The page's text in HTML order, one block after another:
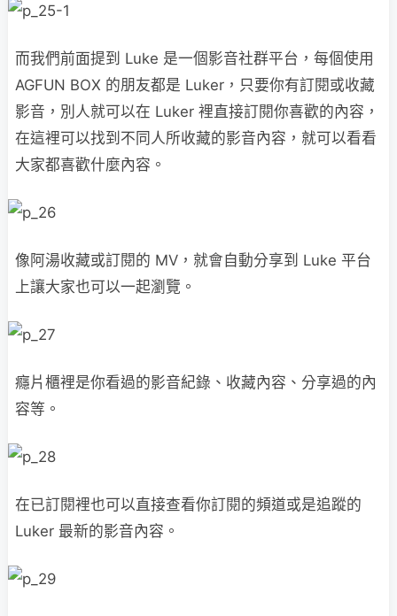
而我們前面提到 Luke 是一個影音社群平台，每個使用
AGFUN BOX 的朋友都是 Luker，只要你有訂閱或收藏
影音，別人就可以在 Luker 裡直接訂閱你喜歡的內容，
在這裡可以找到不同人所收藏的影音內容，就可以看看
大家都喜歡什麼內容。
像阿湯收藏或訂閱的 MV，就會自動分享到 Luke 平台
上讓大家也可以一起瀏覽。
癮片櫃裡是你看過的影音紀錄、收藏內容、分享過的內
容等。
在已訂閱裡也可以直接查看你訂閱的頻道或是追蹤的
Luker 最新的影音內容。